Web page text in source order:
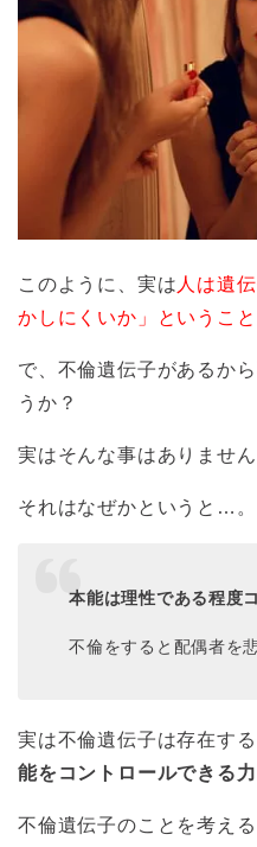
このように、実は 人は遺
かしにくいか」というこ
で、不倫遺伝子があるか
うか？
実はそんな事はありません
それはなぜかというと…。
本能は理性である程度
不倫をすると配偶者を
実は不倫遺伝子は存在する
能をコントロールできる力
不倫遺伝子のことを考え